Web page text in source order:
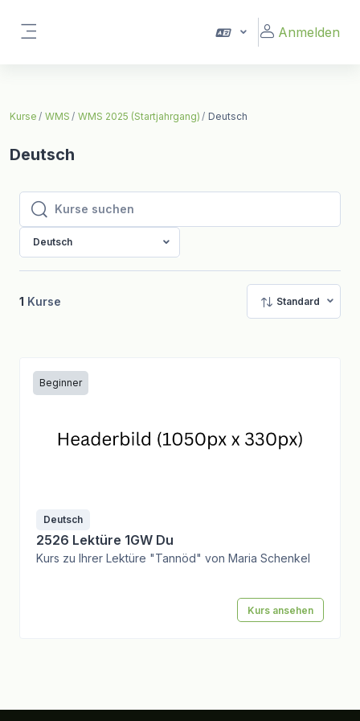
Anmelden
Kurse WMS WMS 2025 (Startjahrgang) Deutsch
Deutsch
Kurse suchen
Kurse suchen
Deutsch
1 Kurse Standard
Beginner
Deutsch
2526 Lektüre 1GW Du
Kurs zu Ihrer Lektüre "Tannöd" von Maria Schenkel
Kurs ansehen